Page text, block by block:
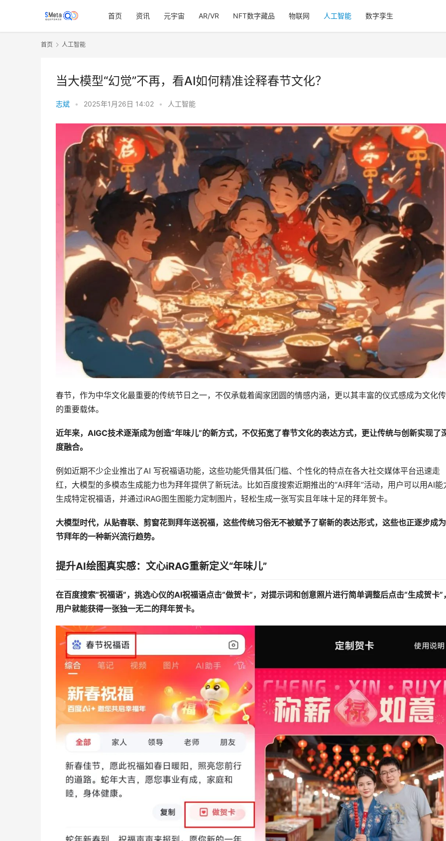
首页 资讯 元宇宙 AR/VR NFT数字藏品 物联网 人工智能 数字孪生
首页 人工智能
当大模型“幻觉”不再，看AI如何精准诠释春节文化？
志斌 • 2025年1月26日 14:02 • 人工智能
春节，作为中华文化最重要的传统节日之一，不仅承载着阖家团圆的情感内涵，更以其丰富的仪式感成为文化
的重要载体。
近年来，AIGC技术逐渐成为创造“年味儿”的新方式，不仅拓宽了春节文化的表达方式，更让传统与创新实现了
度融合。
例如近期不少企业推出了AI 写祝福语功能，这些功能凭借其低门槛、个性化的特点在各大社交媒体平台迅速走
红，大模型的多模态生成能力也为拜年提供了新玩法。比如百度搜索近期推出的“AI拜年”活动，用户可以用AI能
生成特定祝福语，并通过iRAG图生图能力定制图片，轻松生成一张写实且年味十足的拜年贺卡。
大模型时代，从贴春联、剪窗花到拜年送祝福，这些传统习俗无不被赋予了崭新的表达形式，这些也正逐步成
节拜年的一种新兴流行趋势。
提升AI绘图真实感：文心iRAG重新定义“年味儿”
在百度搜索“祝福语”，挑选心仪的AI祝福语点击“做贺卡”，对提示词和创意照片进行简单调整后点击“生成贺卡”
用户就能获得一张独一无二的拜年贺卡。